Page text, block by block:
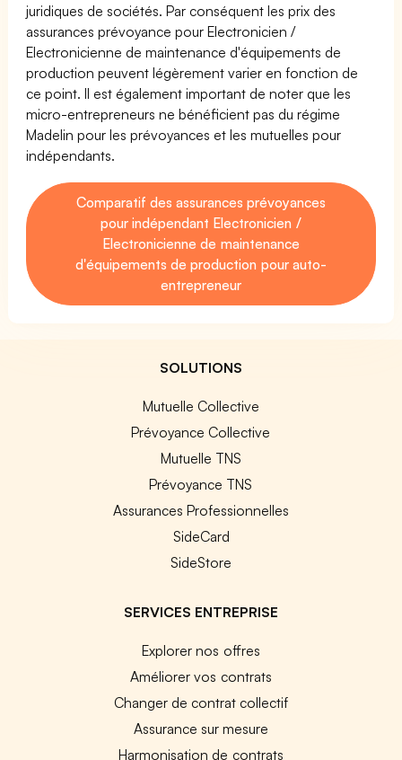
juridiques de sociétés. Par conséquent les prix des
assurances prévoyance pour Electronicien /
Electronicienne de maintenance d'équipements de
production peuvent légèrement varier en fonction de
ce point. Il est également important de noter que les
micro-entrepreneurs ne bénéficient pas du régime
Madelin pour les prévoyances et les mutuelles pour
indépendants.
Comparatif des assurances prévoyances
pour indépendant Electronicien /
Electronicienne de maintenance
d'équipements de production pour auto-
entrepreneur
SOLUTIONS
Mutuelle Collective
Prévoyance Collective
Mutuelle TNS
Prévoyance TNS
Assurances Professionnelles
SideCard
SideStore
SERVICES ENTREPRISE
Explorer nos offres
Améliorer vos contrats
Changer de contrat collectif
Assurance sur mesure
Harmonisation de contrats